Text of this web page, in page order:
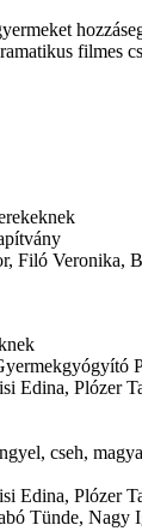
filmes
Filó Veronika,
Edina, Plózer
cseh,
Edina, Plózer
Tünde, Nagy